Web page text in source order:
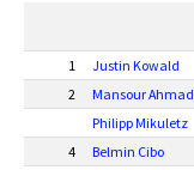
1 Justin Kowald
2
Mansour Ahmad
Philipp Mikuletz
4
Belmin Cibo